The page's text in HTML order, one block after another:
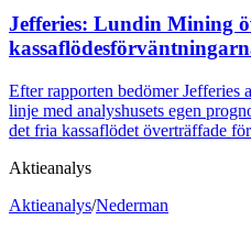
Jefferies: Lundin Mining
Efter rapporten bedömer
linje med analyshusets egen
det fria kassaflödet överträffade
Aktieanalys
Aktieanalys/Nederman